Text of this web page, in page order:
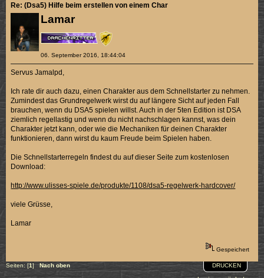
Lamar
06. September 2016, 18:44:04
Re: (Dsa5) Hilfe beim erstellen von einem Char
Servus Jamalpd,
Ich rate dir auch dazu, einen Charakter aus dem Schnellstarter zu nehmen.
Zumindest das Grundregelwerk wirst du auf längere Sicht auf jeden Fall
brauchen, wenn du DSA5 spielen willst. Auch in der 5ten Edition ist DSA
ziemlich regellastig und wenn du nicht nachschlagen kannst, was dein
Charakter jetzt kann, oder wie die Mechaniken für deinen Charakter
funktionieren, dann wirst du kaum Freude beim Spielen haben.
Die Schnellstarterregeln findest du auf dieser Seite zum kostenlosen
Download:
http://www.ulisses-spiele.de/produkte/1108/dsa5-regelwerk-hardcover/
viele Grüsse,
Lamar
Gespeichert
DRUCKEN
Seiten: [1]Nach oben